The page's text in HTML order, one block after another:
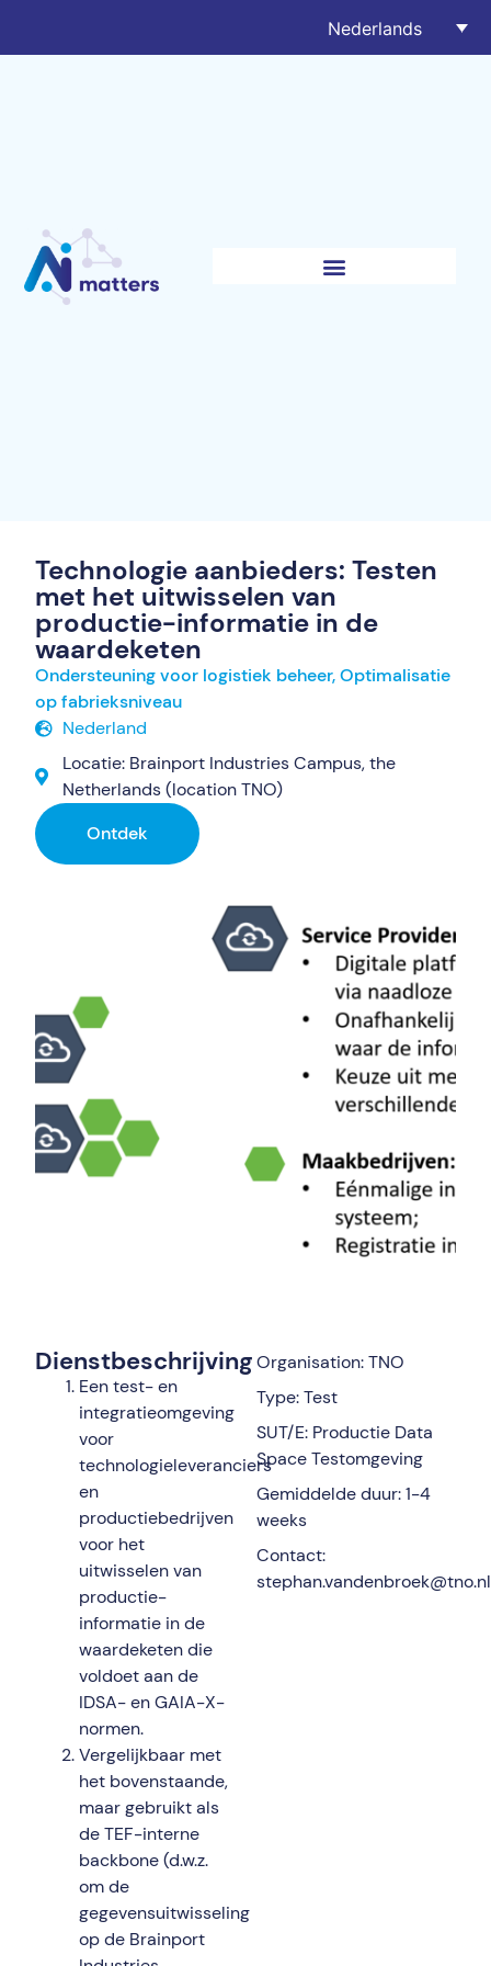
Nederlands
Technologie aanbieders: Testen
met het uitwisselen van
productie-informatie in de
waardeketen
Ondersteuning voor logistiek beheer,Optimalisatie
op fabrieksniveau
Nederland
Locatie: Brainport Industries Campus, the
Netherlands (location TNO)
Ontdek
Dienstbeschrijving
Een test- en
integratieomgeving
voor
technologieleveranciers
en
productiebedrijven
voor het
uitwisselen van
productie-
informatie in de
waardeketen die
voldoet aan de
IDSA- en GAIA-X-
normen.
Vergelijkbaar met
het bovenstaande,
maar gebruikt als
de TEF-interne
backbone (d.w.z.
om de
gegevensuitwisseling
op de Brainport
Organisation: TNO
Type: Test
SUT/E: Productie Data
Space Testomgeving
Gemiddelde duur: 1-4
weeks
Contact:
stephan.vandenbroek@tno.nl